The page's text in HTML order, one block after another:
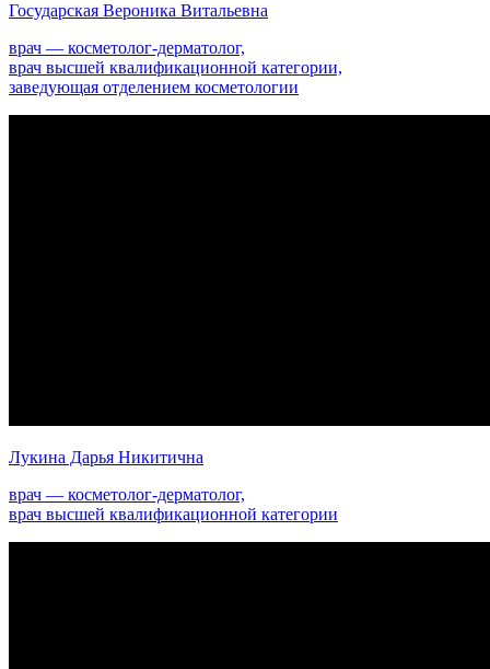
Государская Вероника Витальевна
врач — косметолог-дерматолог,
врач высшей квалификационной категории,
заведующая отделением косметологии
Лукина Дарья Никитична
врач — косметолог-дерматолог,
врач высшей квалификационной категории